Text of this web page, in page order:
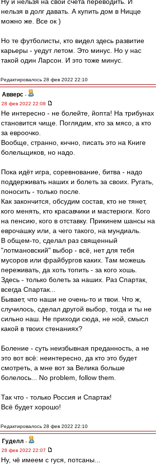
нельзя в долг давать. А купить дом в Ницце
можно же. Все ок )
Но те футболисты, кто видел здесь развитие
карьеры - уедут летом. Это минус. Но у нас
такой один Ларсон. И это тоже минус.
Редактировалось 28 фев 2022 22:10
Авверс -
28 фев 2022 22:08
Не интересно - не болейте, йопта! На трибунах
становится чище. Поглядим, кто за мясо, а кто
за евроочко.
Вообще, странно, кнчно, писать это на Книге
болельщиков, но надо.
Пока идёт игра, соревнование, битва - надо
поддерживать наших и болеть за своих. Ругать,
поносить - только после.
Как закончится, обсудим состав, кто не тянет,
кого менять, кто красавчики и мастерюги. Кого
на пенсию, кого в отставку. Прикинем шансы на
еврочашку или, а чего такого, на мундиаль.
В общем-то, сделал раз священный
"лотмановский" выбор - всё, нет для тебя
мусоров или фрайбургов каких. Там можешь
переживать, да хоть топить - за кого хошь.
Здесь - только болеть за наших. Раз Спартак,
всегда Спартак...
Бывает, что наши не очень-то и твои. Что ж,
случилось, сделал другой выбор, тогда и ты не
сильно наш. Не приходи сюда, не ной, смысл
какой в твоих стенаниях?
Боление - суть неизбывная преданность, а не
это вот всё: неинтересно, да кто это будет
смотреть, а мне вот за Велика больше
болелось... No problem, follow them.
Так что - только Россия и Спартак!
Всё будет хорошо!
Редактировалось 28 фев 2022 22:10
Гуделл -
28 фев 2022 22:07
Ну, чё имеем с гуся, потсаны...